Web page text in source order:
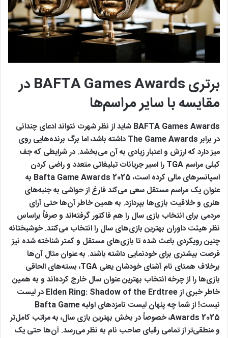
برتری BAFTA Games Awards در
مقایسه با سایر مراسم‌ها
BAFTA Games Awards شاید از نظر شهرت نتواند ادعای چندانی
در برابر The Game Awards داشته باشد، اما برگ برنده‌هایی روی
میز دارد که ارزش و اعتبار زیادی به آن می‌بخشد. در شرایطی که جف
کیلی مراسم TGA را اسیر جریانات تبلیغاتی متعدد و راضی کردن
اسپانسرهای مالی کرده است، Bafta Game Awards 2025 به
عنوان یک مراسم مستقل سعی می‌کند فارغ از حواشی به جنبه‌های
هنری و خلاقیت بازی‌ها بپردازد. به همین خاطر آن‌ها حتی آرای
مردمی برای انتخاب بازی سال را هم فاکتور گرفته‌اند و صرفاً براساس
نظر هیئت داوران بهترین بازی‌های سال را انتخاب می‌کنند. خوشبختانه
چنین رویکردی باعث شده تا بازی‌های مستقل و کمتر شناخته شده نیز
فرصت بیشتری برای خودنمایی داشته باشند. به عنوان مثال آن‌ها
برخلاف همتای نام آشنای خودشان یعنی TGA، بسته‌های الحاقی
بازی‌ها را از چرخه انتخاب بهترین عنوان سال خارج کرده‌اند و به همین
خاطر خبری از Elden Ring: Shadow of the Erdtree در لیست
نیست! از شما چه پنهان لیست نامزدهای اولیه Bafta Game
Awards 2025، خصوصاً در بخش بهترین بازی سال، به مراتب کامل‌تر
و منطقی‌تر از تمامی رقبای صاحب نام به نظر می‌رسد. آن‌ها حتی یک